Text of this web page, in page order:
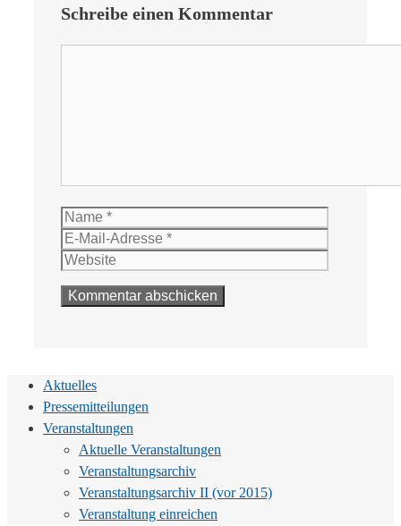
Schreibe einen Kommentar
Name
Aktuelles
Pressemitteilungen
Veranstaltungen
Aktuelle Veranstaltungen
Veranstaltungsarchiv
Veranstaltungsarchiv II (vor 2015)
Veranstaltung einreichen